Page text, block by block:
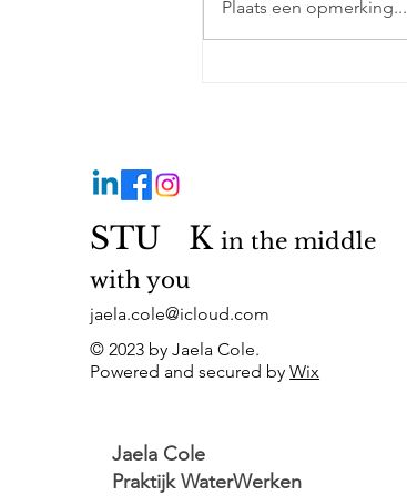
Plaats een opmerking...
STU Kin the middle
with you
jaela.cole@icloud.com
© 2023 by Jaela Cole.
Powered and secured byWix
Jaela Cole
Praktijk WaterWerken